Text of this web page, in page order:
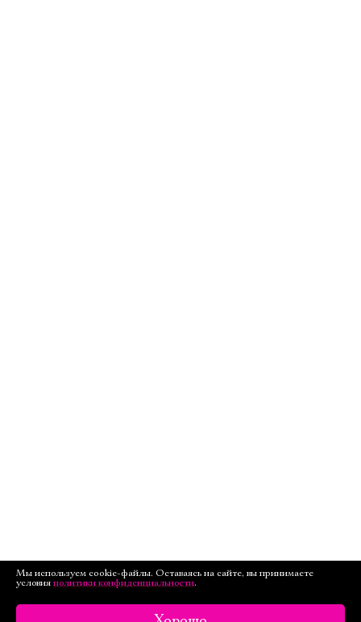
Мы используем cookie-файлы. Оставаясь на сайте, вы принимаете
условия политики конфиденциальности.